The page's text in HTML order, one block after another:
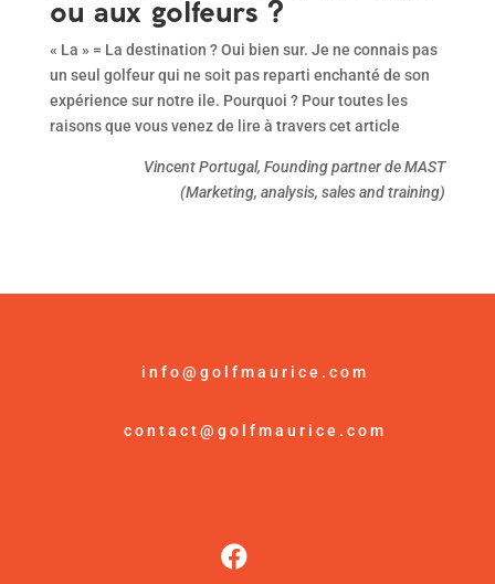
ou aux golfeurs ?
« La » = La destination ? Oui bien sur. Je ne connais pas
un seul golfeur qui ne soit pas reparti enchanté de son
expérience sur notre ile. Pourquoi ? Pour toutes les
raisons que vous venez de lire à travers cet article
Vincent Portugal, Founding partner de MAST
(Marketing, analysis, sales and training)
info@golfmaurice.com
contact@golfmaurice.com